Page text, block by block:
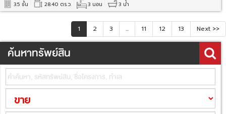
3.5 ชั้น 28.40 ตร.ว. 3 นอน 3 น้ำ
1 2 3 ... 11 12 13 Next >>
ค้นหาทรัพย์สิน